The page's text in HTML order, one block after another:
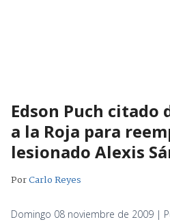
Edson Puch citado
a la Roja para
lesionado Alexis
PorCarlo Reyes
Domingo 08 noviembre de 2009 |